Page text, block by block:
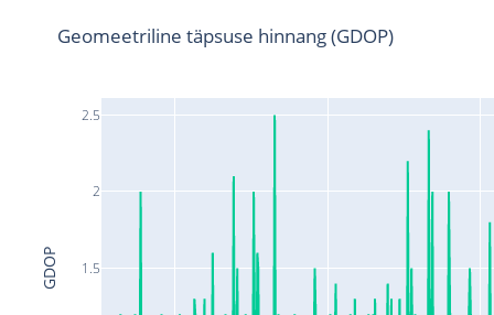
1.5
2
2.5
Geomeetriline täpsuse hinnang (GDOP)
GDOP